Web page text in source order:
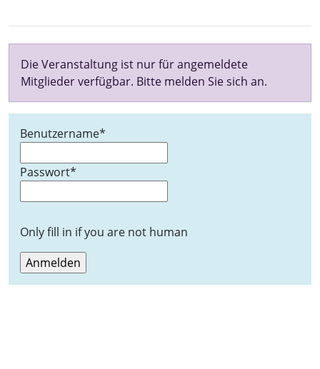
Die Veranstaltung ist nur für angemeldete
Mitglieder verfügbar. Bitte melden Sie sich an.
Benutzername*
Passwort*
Only fill in if you are not human